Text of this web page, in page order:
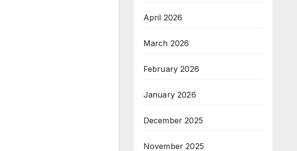
April 2026
March 2026
February 2026
January 2026
December 2025
November 2025